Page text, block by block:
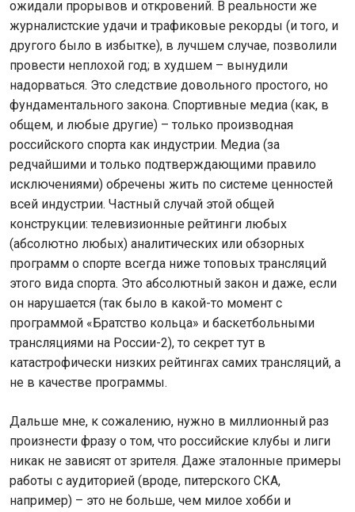
ожидали прорывов и откровений. В реальности же
журналистские удачи и трафиковые рекорды (и того, и
другого было в избытке), в лучшем случае, позволили
провести неплохой год; в худшем – вынудили
надорваться. Это следствие довольного простого, но
фундаментального закона. Спортивные медиа (как, в
общем, и любые другие) – только производная
российского спорта как индустрии. Медиа (за
редчайшими и только подтверждающими правило
исключениями) обречены жить по системе ценностей
всей индустрии. Частный случай этой общей
конструкции: телевизионные рейтинги любых
(абсолютно любых) аналитических или обзорных
программ о спорте всегда ниже топовых трансляций
этого вида спорта. Это абсолютный закон и даже, если
он нарушается (так было в какой-то момент с
программой «Братство кольца» и баскетбольными
трансляциями на России-2), то секрет тут в
катастрофически низких рейтингах самих трансляций, а
не в качестве программы.
Дальше мне, к сожалению, нужно в миллионный раз
произнести фразу о том, что российские клубы и лиги
никак не зависят от зрителя. Даже эталонные примеры
работы с аудиторией (вроде, питерского СКА,
например) – это не больше, чем милое хобби и